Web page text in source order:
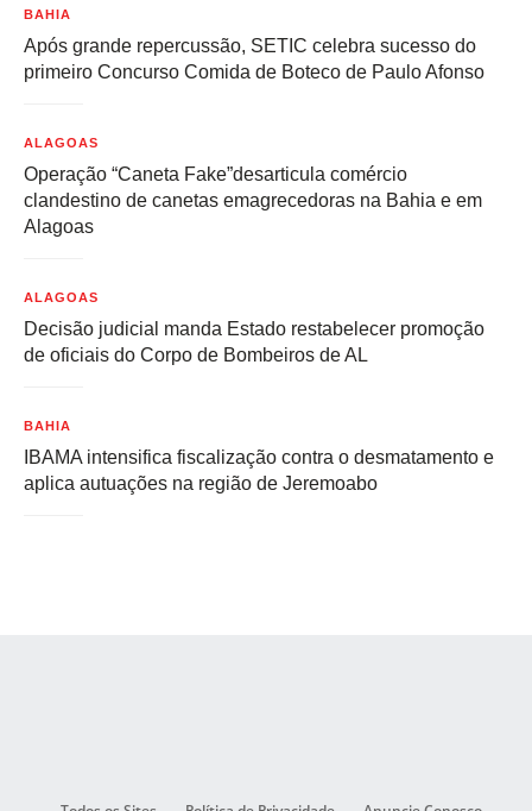
BAHIA
Após grande repercussão, SETIC celebra sucesso do
primeiro Concurso Comida de Boteco de Paulo Afonso
ALAGOAS
Operação “Caneta Fake”desarticula comércio
clandestino de canetas emagrecedoras na Bahia e em
Alagoas
ALAGOAS
Decisão judicial manda Estado restabelecer promoção
de oficiais do Corpo de Bombeiros de AL
BAHIA
IBAMA intensifica fiscalização contra o desmatamento e
aplica autuações na região de Jeremoabo